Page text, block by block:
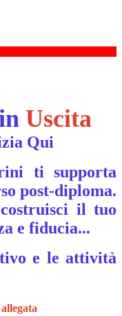
Uscita
Qui
ti supporta
post-diploma.
il tuo
e fiducia...
e le attività